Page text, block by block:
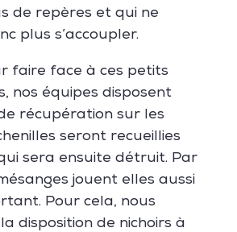
de repères et qui ne
plus s’accoupler.
faire face à ces petits
nos équipes disposent
récupération sur les
seront recueillies
sera ensuite détruit. Par
jouent elles aussi
Pour cela, nous
disposition de nichoirs à